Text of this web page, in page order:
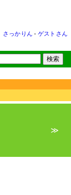
さっかりん - ゲストさん
≫